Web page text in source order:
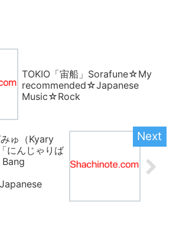
TOKIO「宙船」Sorafune☆My
recommended☆Japanese
Music☆Rock
ゅ（Kyary
にんじゃりば